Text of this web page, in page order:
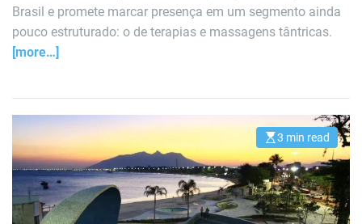
Brasil e promete marcar presença em um segmento ainda
pouco estruturado: o de terapias e massagens tântricas.
[more…]
E
s
t
i
m
a
t
e
3 min read